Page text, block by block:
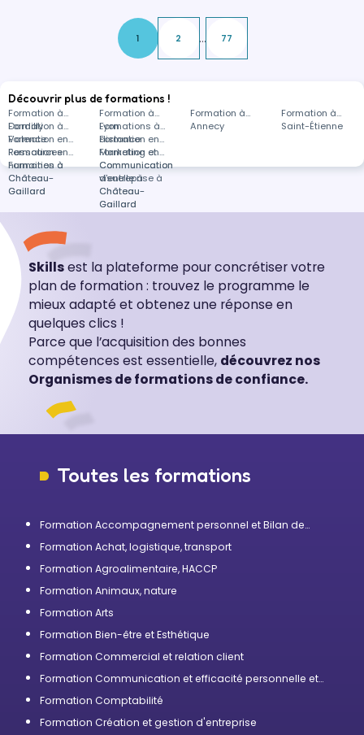
facilitent son accès et son financement.
1 2 ... 77
Découvrir plus de formations !
Formation à
Dardilly
Formation à
Lyon
Formation à
Annecy
Formation à
Saint-Étienne
Formation à
Valence
Formations à
distance
Formation en
Ressources
humaines à
Château-
Gaillard
Formation en
Marketing et
Communication
d'entreprise à
Château-
Gaillard
Formation en
Formation à
Château-
Gaillard
Formation en
Communication
visuelle à
Château-
Gaillard
Skillsest la plateforme pour concrétiser votre
plan de formation : trouvez le programme le
mieux adapté et obtenez une réponse en
quelques clics !
Parce que l’acquisition des bonnes
compétences est essentielle, découvrez nos
Organismes de formations de confiance.
Toutes les formations
Formation Accompagnement personnel et Bilan de
Formation Achat, logistique, transport
Formation Agroalimentaire, HACCP
Formation Animaux, nature
Formation Arts
Formation Bien-être et Esthétique
Formation Commercial et relation client
Formation Communication et efficacité personnelle et
Formation Comptabilité
Formation Création et gestion d'entreprise